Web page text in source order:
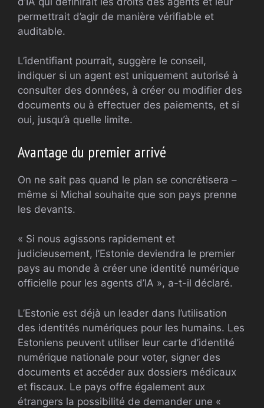
permettrait d’agir de manière vérifiable et
auditable.
L’identifiant pourrait, suggère le conseil,
indiquer si un agent est uniquement autorisé à
consulter des données, à créer ou modifier des
documents ou à effectuer des paiements, et si
oui, jusqu’à quelle limite.
Avantage du premier arrivé
On ne sait pas quand le plan se concrétisera –
même si Michal souhaite que son pays prenne
les devants.
« Si nous agissons rapidement et
judicieusement, l’Estonie deviendra le premier
pays au monde à créer une identité numérique
officielle pour les agents d’IA », a-t-il déclaré.
L’Estonie est déjà un leader dans l’utilisation
des identités numériques pour les humains. Les
Estoniens peuvent utiliser leur carte d’identité
numérique nationale pour voter, signer des
documents et accéder aux dossiers médicaux
et fiscaux. Le pays offre également aux
étrangers la possibilité de demander une «